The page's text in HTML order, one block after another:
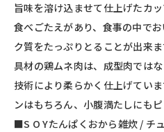
旨味を溶け込ませて仕上げたカッ
食べごたえがあり、食事の中で
ク質をたっぷりとることが出来ま
具材の鶏ムネ肉は、成型肉では
技術により柔らかく仕上げてい
ンはもちろん、小腹満たしにもピ
■S O Yたんぱくおから雑炊 / チ